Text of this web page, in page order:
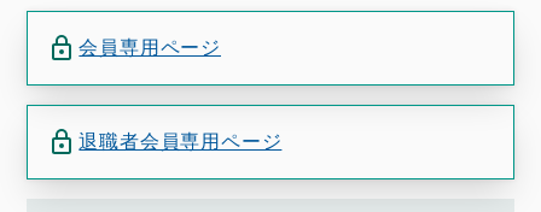
会員専用ページ
退職者会員専用ページ